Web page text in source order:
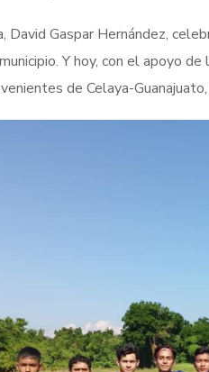
David Gaspar Hernández,
Y hoy, con el apoyo
de Celaya-